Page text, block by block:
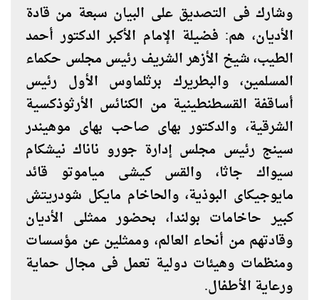
وشارك فى التصديق على البيان سبعة من قادة
الأديان، هم: فضيلة الإمام الأكبر الدكتور أحمد
الطيب، شيخ الأزهر الشريف رئيس مجلس حكماء
المسلمين، والبطريرك برثلماوس الأول رئيس
أساقفة القسطنطينية من الكنائس الأرثوذكسية
الشرقية، والدكتور بهاى صاحب بهاى موهيندر
سينج رئيس مجلس إدارة جورو ناناك نيشكام
سيواك جاثا، والقس كيشى مياموتو قائد
مايوجيكاى البوذية، والحاخام مايكل شودريتش
كبير حاخامات بولندا، بحضور ممثلى الأديان
وقادتهم من أنحاء العالم، وممثلين عن مؤسسات
ومنظمات وهيئات دولية تعمل فى مجال حماية
ورعاية الأطفال.